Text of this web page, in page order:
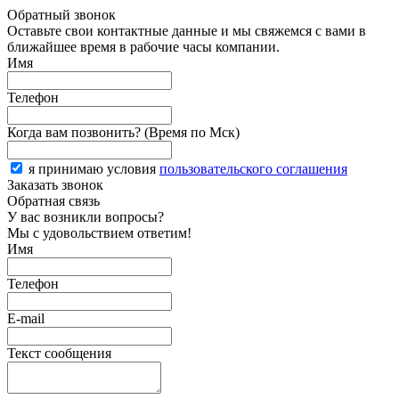
Обратный звонок
Оставьте свои контактные данные и мы свяжемся с вами в
ближайшее время в рабочие часы компании.
Имя
Телефон
Когда вам позвонить? (Время по Мск)
я принимаю условия пользовательского соглашения
Заказать звонок
Обратная связь
У вас возникли вопросы?
Мы с удовольствием ответим!
Имя
Телефон
E-mail
Текст сообщения